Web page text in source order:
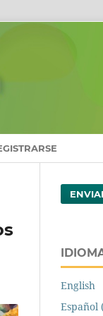
English
Español